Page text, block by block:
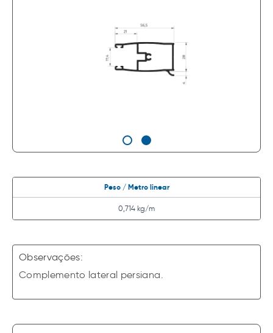
Peso / Metro linear
0,714 kg/m
Observações:
Complemento lateral persiana.